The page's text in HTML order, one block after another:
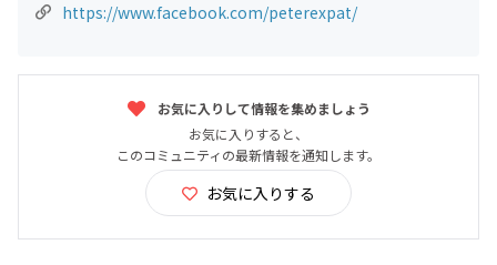
https://www.facebook.com/peterexpat/
お気に入りして情報を集めましょう
お気に入りすると、
このコミュニティの最新情報を通知します。
お気に入りする